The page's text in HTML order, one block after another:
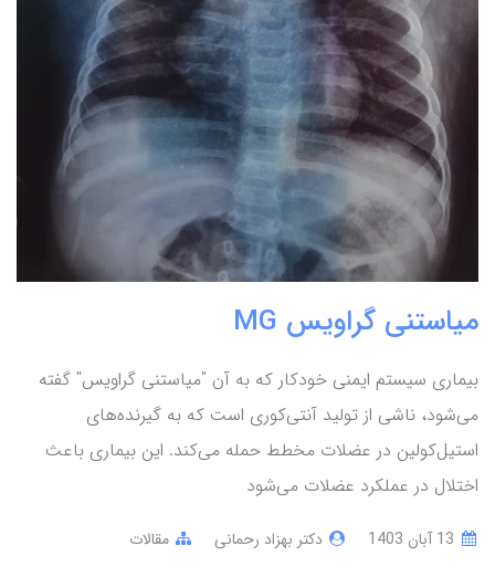
میاستنی گراویس MG
بیماری سیستم ایمنی خودکار که به آن "میاستنی گراویس" گفته
می‌شود، ناشی از تولید آنتی‌کوری است که به گیرنده‌های
استیل‌کولین در عضلات مخطط حمله می‌کند. این بیماری باعث
اختلال در عملکرد عضلات می‌شود
دکتر بهزاد رحمانی مقالات